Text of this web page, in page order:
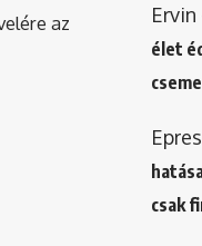
az
Ervin
élet
csak